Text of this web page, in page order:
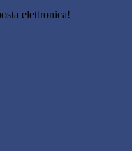
elettronica!